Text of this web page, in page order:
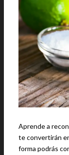
Aprende a
te convertirán en un experto:
forma podrás